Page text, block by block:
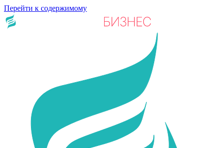
Перейти к содержимому